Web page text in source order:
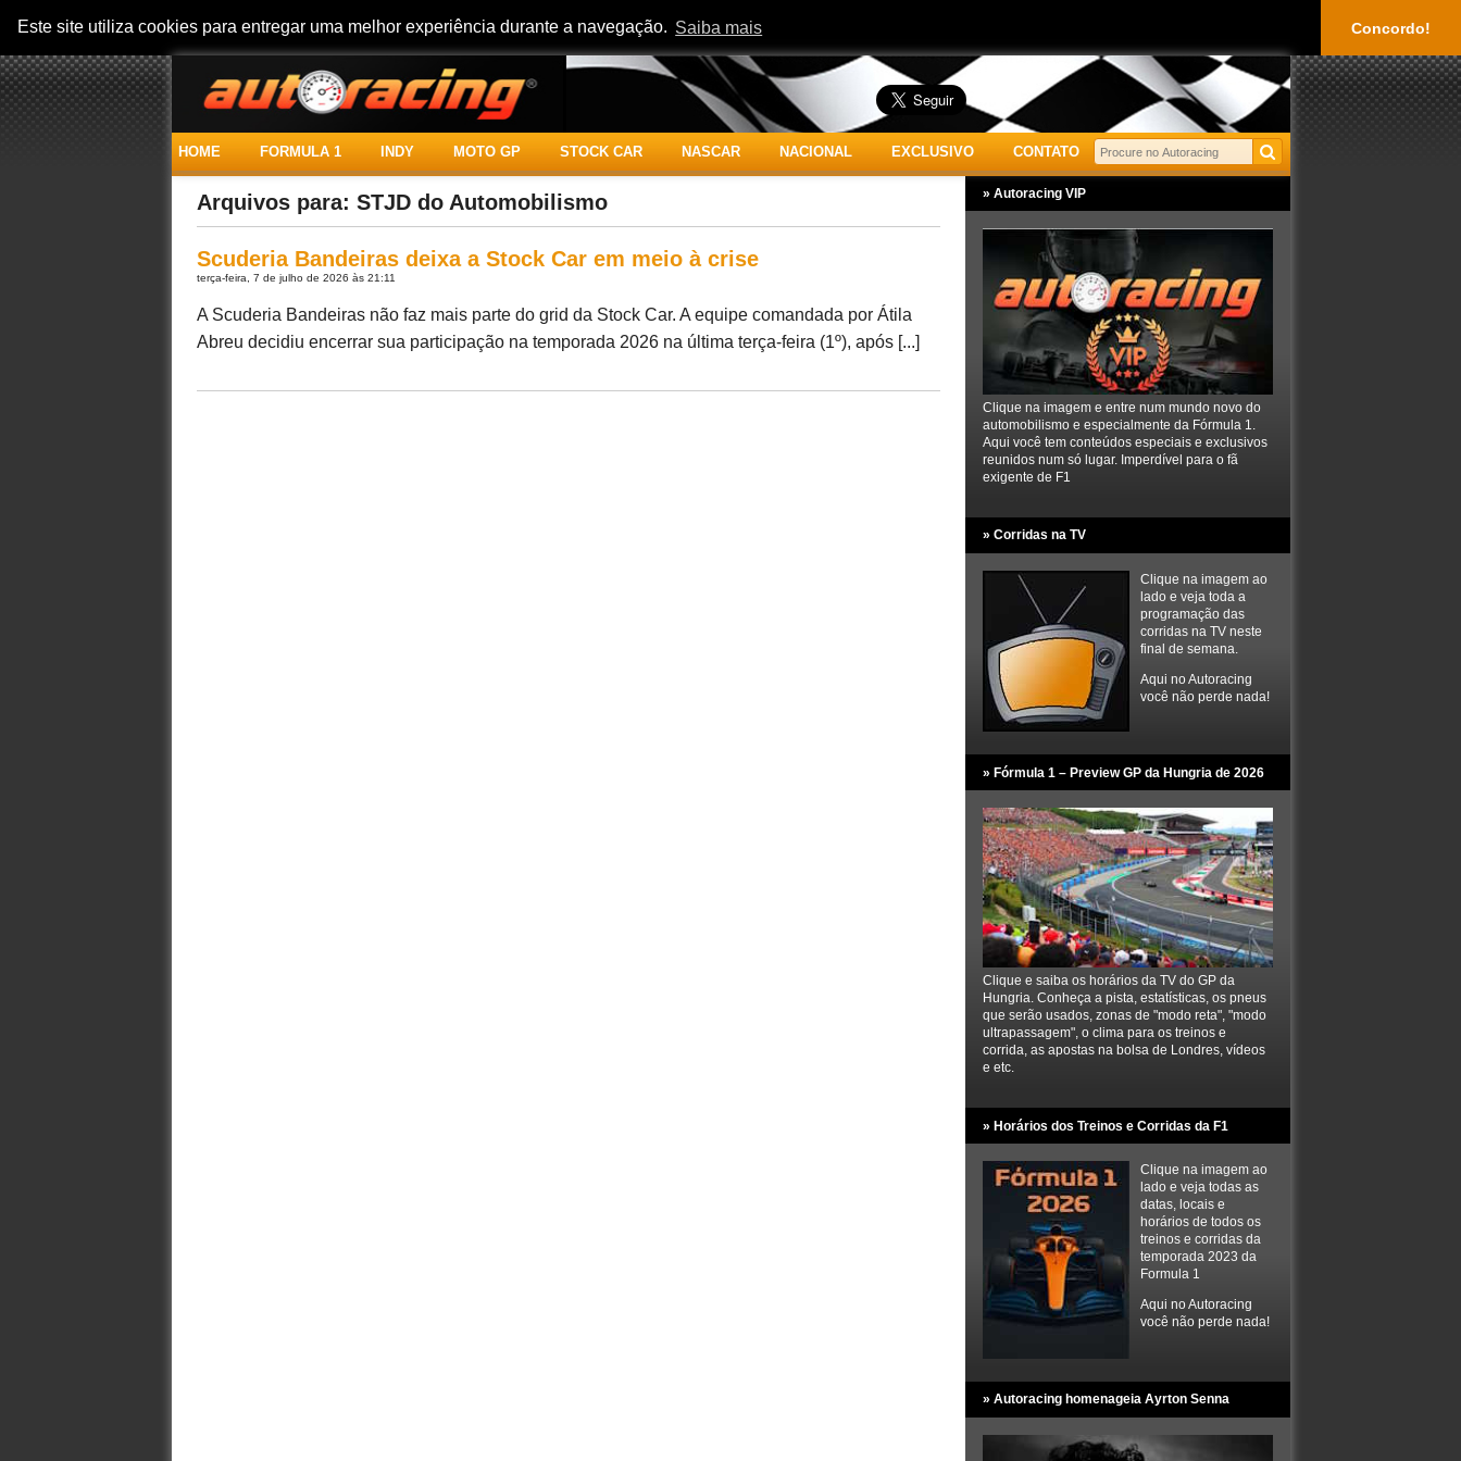
Este site utiliza cookies para entregar uma melhor experiência durante a navegação. Saiba mais Concordo!
HOME FORMULA 1 INDY MOTO GP STOCK CAR NASCAR NACIONAL EXCLUSIVO CONTATO
Arquivos para: STJD do Automobilismo
Scuderia Bandeiras deixa a Stock Car em meio à crise
terça-feira, 7 de julho de 2026 às 21:11
A Scuderia Bandeiras não faz mais parte do grid da Stock Car. A equipe comandada por Átila
Abreu decidiu encerrar sua participação na temporada 2026 na última terça-feira (1º), após [...]
» Autoracing VIP
Clique na imagem e entre num mundo novo do
automobilismo e especialmente da Fórmula 1.
Aqui você tem conteúdos especiais e exclusivos
reunidos num só lugar. Imperdível para o fã
exigente de F1
» Corridas na TV
Clique na imagem ao
lado e veja toda a
programação das
corridas na TV neste
final de semana.
Aqui no Autoracing
você não perde nada!
» Fórmula 1 – Preview GP da Hungria de 2026
Clique e saiba os horários da TV do GP da
Hungria. Conheça a pista, estatísticas, os pneus
que serão usados, zonas de "modo reta", "modo
ultrapassagem", o clima para os treinos e
corrida, as apostas na bolsa de Londres, vídeos
e etc.
» Horários dos Treinos e Corridas da F1
Clique na imagem ao
lado e veja todas as
datas, locais e
horários de todos os
treinos e corridas da
temporada 2023 da
Formula 1
Aqui no Autoracing
você não perde nada!
» Autoracing homenageia Ayrton Senna